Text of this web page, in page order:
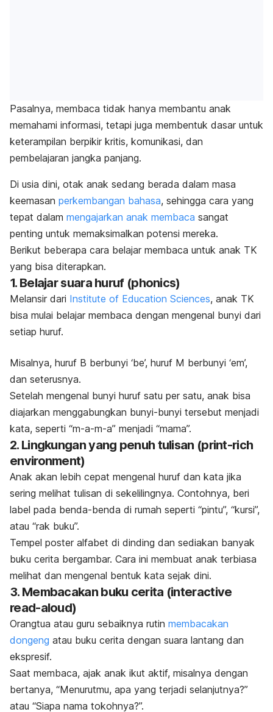
Pasalnya, membaca tidak hanya membantu anak
memahami informasi, tetapi juga membentuk dasar untuk
keterampilan berpikir kritis, komunikasi, dan
pembelajaran jangka panjang.
Di usia dini, otak anak sedang berada dalam masa
keemasan perkembangan bahasa, sehingga cara yang
tepat dalam mengajarkan anak membaca sangat
penting untuk memaksimalkan potensi mereka.
Berikut beberapa cara belajar membaca untuk anak TK
yang bisa diterapkan.
1. Belajar suara huruf (phonics)
Melansir dari Institute of Education Sciences, anak TK
bisa mulai belajar membaca dengan mengenal bunyi dari
setiap huruf.
Misalnya, huruf B berbunyi ‘be’, huruf M berbunyi ‘em’,
dan seterusnya.
Setelah mengenal bunyi huruf satu per satu, anak bisa
diajarkan menggabungkan bunyi-bunyi tersebut menjadi
kata, seperti “m-a-m-a” menjadi “mama”.
2. Lingkungan yang penuh tulisan (print-rich
environment)
Anak akan lebih cepat mengenal huruf dan kata jika
sering melihat tulisan di sekelilingnya. Contohnya, beri
label pada benda-benda di rumah seperti “pintu”, “kursi”,
atau “rak buku”.
Tempel poster alfabet di dinding dan sediakan banyak
buku cerita bergambar. Cara ini membuat anak terbiasa
melihat dan mengenal bentuk kata sejak dini.
3. Membacakan buku cerita (interactive
read-aloud)
Orangtua atau guru sebaiknya rutin membacakan
dongeng atau buku cerita dengan suara lantang dan
ekspresif.
Saat membaca, ajak anak ikut aktif, misalnya dengan
bertanya, “Menurutmu, apa yang terjadi selanjutnya?”
atau “Siapa nama tokohnya?”.